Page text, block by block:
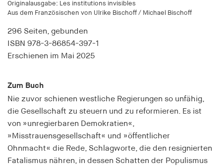
Originalausgabe: Les institutions invisibles
Aus dem Französischen von Ulrike Bischoff / Michael Bischoff
296 Seiten, gebunden
ISBN 978-3-86854-397-1
Erschienen im Mai 2025
Zum Buch
Nie zuvor schienen westliche Regierungen so unfähig,
die Gesellschaft zu steuern und zu reformieren. Es ist
von »unregierbaren Demokratien«,
»Misstrauensgesellschaft« und »öffentlicher
Ohnmacht« die Rede, Schlagworte, die den resignierten
Fatalismus nähren, in dessen Schatten der Populismus
kann ohne diese Cookies nicht richtig
cookie_consent
hamburger-edition.de
Zweck:
Speichert den Zustimmungsstatus des Benutzers
für Cookies auf der aktuellen Domäne.
Cookie Laufzeit: